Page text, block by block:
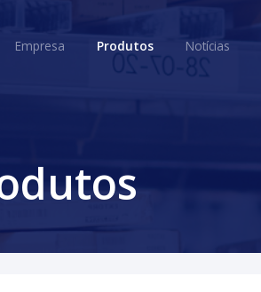
Empresa Produtos Notícias
Produtos